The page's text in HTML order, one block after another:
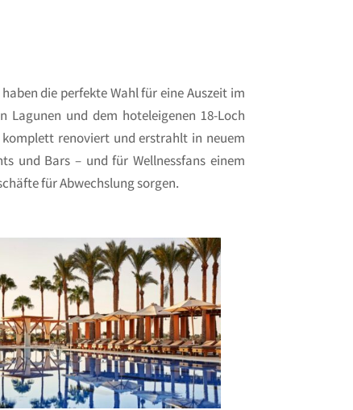
die perfekte Wahl für eine Auszeit im
Lagunen und dem hoteleigenen 18-Loch
renoviert und erstrahlt in neuem
und Bars – und für Wellnessfans einem
für Abwechslung sorgen.